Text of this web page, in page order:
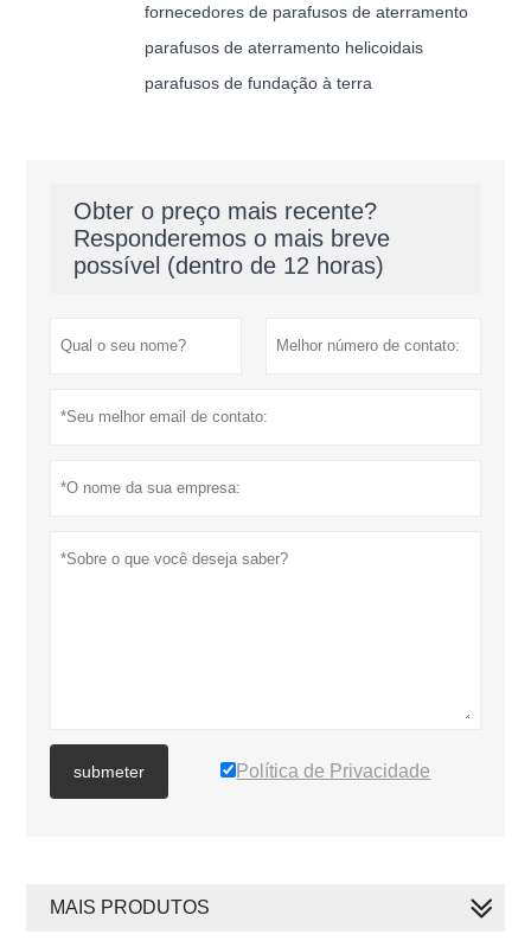
fornecedores de parafusos de aterramento
parafusos de aterramento helicoidais
parafusos de fundação à terra
Obter o preço mais recente?
Responderemos o mais breve
possível (dentro de 12 horas)
submeter Política de Privacidade
MAIS PRODUTOS